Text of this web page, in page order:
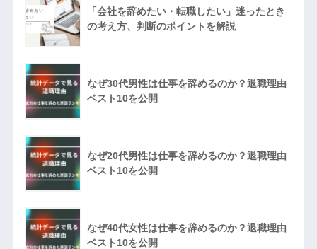
「会社を辞めたい・転職したい」迷ったとき
の考え方、判断のポイントを解説
なぜ30代男性は仕事を辞めるのか？退職理由
ベスト10を公開
なぜ20代男性は仕事を辞めるのか？退職理由
ベスト10を公開
なぜ40代女性は仕事を辞めるのか？退職理由
ベスト10を公開